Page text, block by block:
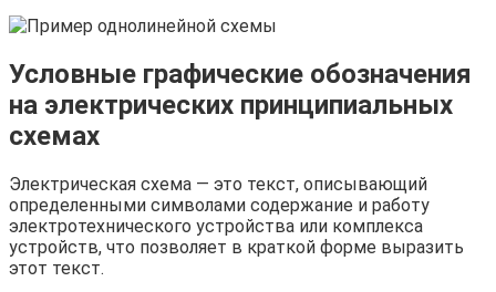
Условные графические обозначения
на электрических принципиальных
схемах
Электрическая схема — это текст, описывающий
определенными символами содержание и работу
электротехнического устройства или комплекса
устройств, что позволяет в краткой форме выразить
этот текст.